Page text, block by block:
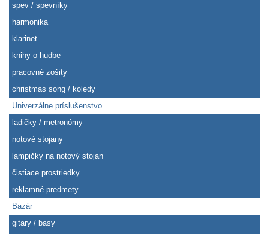
spev / spevníky
harmonika
klarinet
knihy o hudbe
pracovné zošity
christmas song / koledy
Univerzálne príslušenstvo
ladičky / metronómy
notové stojany
lampičky na notový stojan
čistiace prostriedky
reklamné predmety
Bazár
gitary / basy